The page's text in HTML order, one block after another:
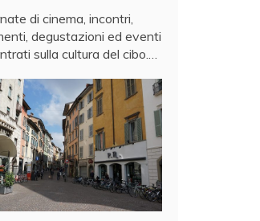
di cinema, incontri,
degustazioni ed eventi
sulla cultura del cibo.…